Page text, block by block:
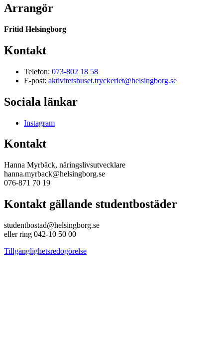
Arrangör
Fritid Helsingborg
Kontakt
Telefon: 073-802 18 58
E-post: aktivitetshuset.tryckeriet@helsingborg.se
Sociala länkar
Instagram
Kontakt
Hanna Myrbäck, näringslivsutvecklare
hanna.myrback@helsingborg.se
076-871 70 19
Kontakt gällande studentbostäder
studentbostad@helsingborg.se
eller ring 042-10 50 00
Tillgänglighetsredogörelse